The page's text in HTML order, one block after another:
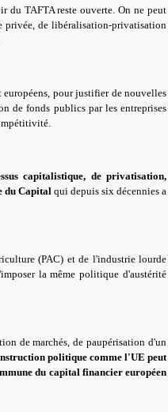
du TAFTA reste ouverte. On ne peut
privée, de libéralisation-privatisation
pour justifier de nouvelles
de fonds publics par les entreprises
capitalistique, de privatisation,
du Capitalqui depuis six décennies a
(PAC) et de l'industrie lourde
la même politique d'austérité
de marchés, de paupérisation d'un
politique comme l'UE peut
du capital financier européen